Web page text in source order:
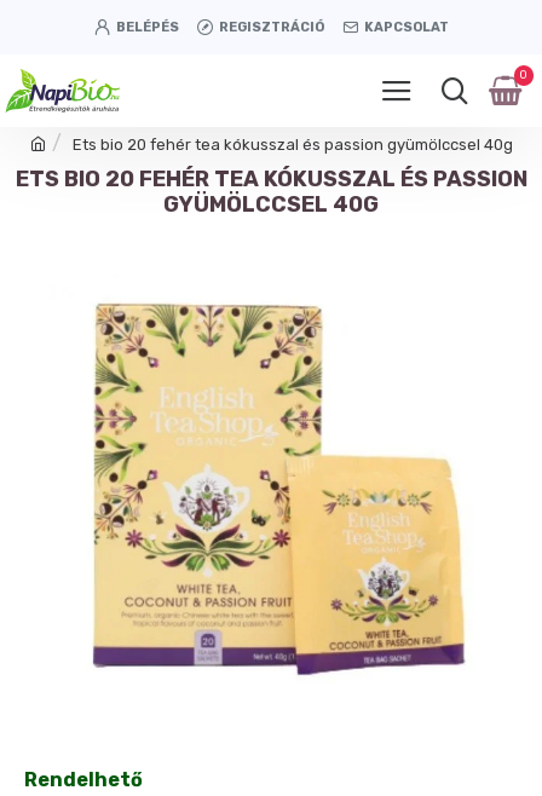
BELÉPÉS REGISZTRÁCIÓ KAPCSOLAT
0
Ets bio 20 fehér tea kókusszal és passion gyümölccsel 40g
ETS BIO 20 FEHÉR TEA KÓKUSSZAL ÉS PASSION
GYÜMÖLCCSEL 40G
Rendelhető